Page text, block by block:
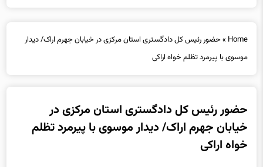
Home
»حضور رئیس کل دادگستری استان مرکزی در خیابان جهرم اراک/ دیدار
موسوی با پیرمرد تظلم خواه اراکی
حضور رئیس کل دادگستری استان مرکزی در
خیابان جهرم اراک/ دیدار موسوی با پیرمرد تظلم
خواه اراکی